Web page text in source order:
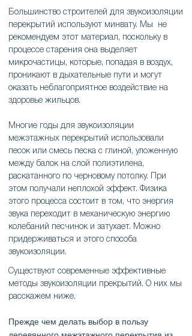
Большинство строителей для звукоизоляции
перекрытий используют минвату. Мы не
рекомендуем этот материал, поскольку в
процессе старения она выделяет
микрочастицы, которые, попадая в воздух,
проникают в дыхательные пути и могут
оказать неблагоприятное воздействие на
здоровье жильцов.
Многие годы для звукоизоляции
межэтажных перекрытий использовали
песок или смесь песка с глиной, уложенную
между балок на слой полиэтилена,
раскатанного по черновому потолку. При
этом получали неплохой эффект. Физика
этого процесса состоит в том, что энергия
звука переходит в механическую энергию
колебаний песчинок и затухает. Можно
придерживаться и этого способа
звукоизоляции.
Существуют современные эффективные
методы звукоизоляции прекрытий. О них мы
расскажем ниже.
Прежде чем делать выбор в пользу